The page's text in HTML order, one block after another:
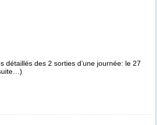
détaillés des 2 sorties d’une journée: le 27